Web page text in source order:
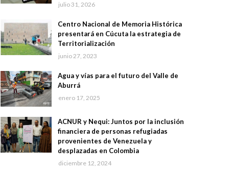
julio 31, 2026
Centro Nacional de Memoria Histórica
presentará en Cúcuta la estrategia de
Territorialización
junio 27, 2023
Agua y vías para el futuro del Valle de
Aburrá
enero 17, 2025
ACNUR y Nequi: Juntos por la inclusión
financiera de personas refugiadas
provenientes de Venezuela y
desplazadas en Colombia
diciembre 12, 2024